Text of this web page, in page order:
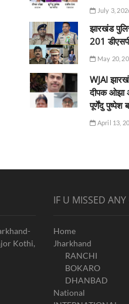
July 3,
झारखंड
201
May 20,
WJAI
दीपक ओझा
पूर्णेंदु पुष्पेश
April 13,
Kothi,
IF U MISSED
Home
Jharkhand
RANCHI
BOKARO
DHANBAD
National